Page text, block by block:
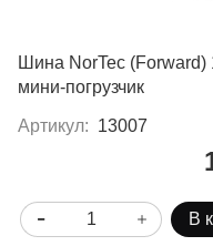
Шина NorTec (Forward)
мини-погрузчик
Артикул: 13007
В